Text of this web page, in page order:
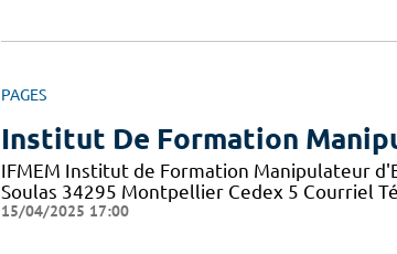
PAGES
Institut De Formation
IFMEM Institut de Formation Manipulateur
Soulas 34295 Montpellier Cedex 5 Courriel
15/04/2025 17:00